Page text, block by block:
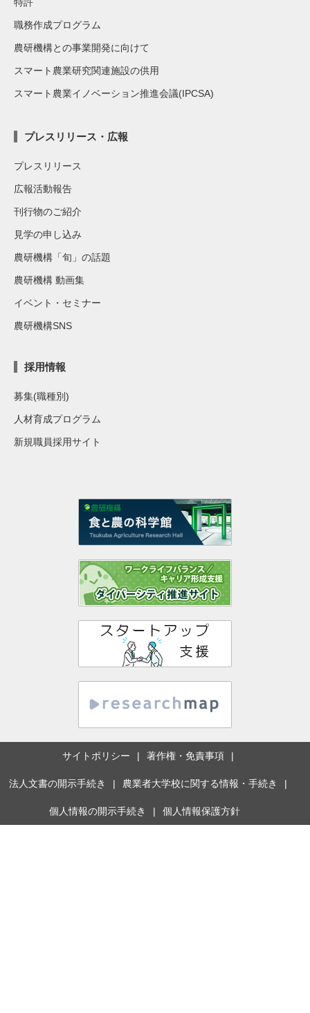
職務作成プログラム
農研機構との事業開発に向けて
スマート農業研究関連施設の供用
スマート農業イノベーション推進会議(IPCSA)
プレスリリース・広報
プレスリリース
広報活動報告
刊行物のご紹介
見学の申し込み
農研機構「旬」の話題
農研機構 動画集
イベント・セミナー
農研機構SNS
採用情報
募集(職種別)
人材育成プログラム
新規職員採用サイト
サイトポリシー 著作権・免責事項
法人文書の開示手続き 農業者大学校に関する情報・手続き
個人情報の開示手続き 個人情報保護方針